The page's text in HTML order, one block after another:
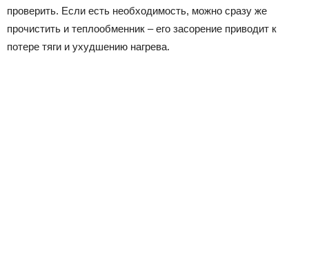
проверить. Если есть необходимость, можно сразу же
прочистить и теплообменник – его засорение приводит к
потере тяги и ухудшению нагрева.